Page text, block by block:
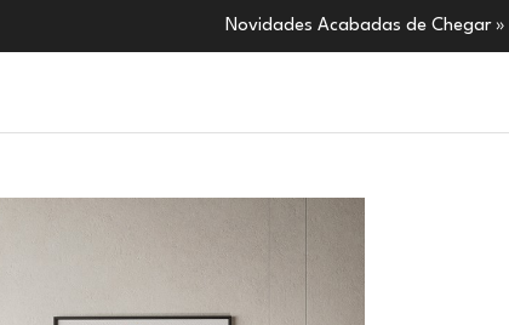
Novidades Acabadas de Chegar »